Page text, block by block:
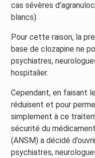
cas sévères
blancs).
Pour cette raison, la
base de clozapine ne
psychiatres,
hospitalier.
Cependant, en faisant
réduisent et pour
simplement à ce
sécurité du
(ANSM) a décidé
psychiatres,